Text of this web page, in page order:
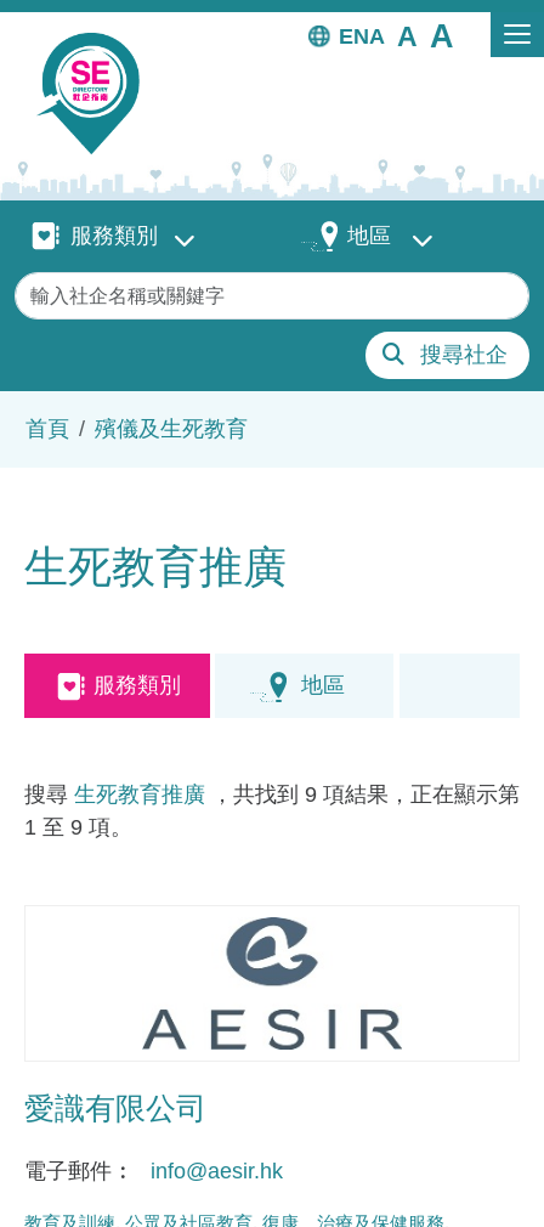
移至主內容
EN
服務類別服務類別 地區 地區
關鍵字
搜尋社企
首頁 殯儀及生死教育
生死教育推廣
服務類別 地區
搜尋 生死教育推廣
，共找到 9 項結果，正在顯示第
1 至 9 項。
愛識有限公司
電子郵件 info@aesir.hk
教育及訓練 公眾及社區教育 復康、治療及保健服務